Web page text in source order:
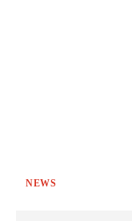
NEWS